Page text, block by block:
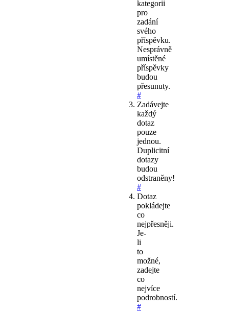
kategorii
pro
zadání
svého
příspěvku.
Nesprávně
umístěné
příspěvky
budou
přesunuty.
#
Zadávejte
každý
dotaz
pouze
jednou.
Duplicitní
dotazy
budou
odstraněny!
#
Dotaz
pokládejte
co
nejpřesněji.
Je-
li
to
možné,
zadejte
co
nejvíce
podrobností.
#